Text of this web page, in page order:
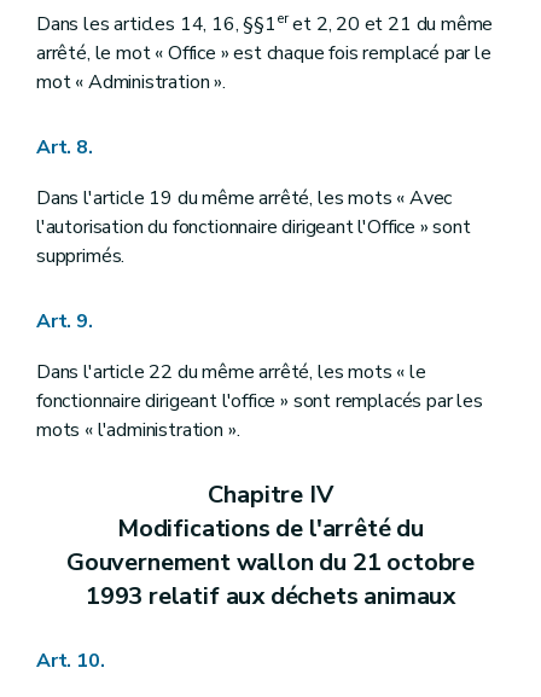
Dans les articles 14, 16, §§1eret 2, 20 et 21 du même
arrêté, le mot « Office » est chaque fois remplacé par le
mot « Administration ».
Art. 8.
Dans l'article 19 du même arrêté, les mots « Avec
l'autorisation du fonctionnaire dirigeant l'Office » sont
supprimés.
Art. 9.
Dans l'article 22 du même arrêté, les mots « le
fonctionnaire dirigeant l'office » sont remplacés par les
mots « l'administration ».
Chapitre IV
Modifications de l'arrêté du
Gouvernement wallon du 21 octobre
1993 relatif aux déchets animaux
Art. 10.